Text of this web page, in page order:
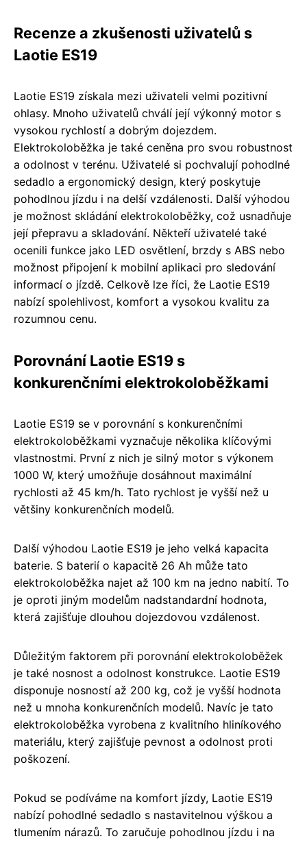
Recenze a zkušenosti uživatelů s
Laotie ES19
Laotie ES19 získala mezi uživateli velmi pozitivní
ohlasy. Mnoho uživatelů chválí její výkonný motor s
vysokou rychlostí a dobrým dojezdem.
Elektrokoloběžka je také ceněna pro svou robustnost
a odolnost v terénu. Uživatelé si pochvalují pohodlné
sedadlo a ergonomický design, který poskytuje
pohodlnou jízdu i na delší vzdálenosti. Další výhodou
je možnost skládání elektrokoloběžky, což usnadňuje
její přepravu a skladování. Někteří uživatelé také
ocenili funkce jako LED osvětlení, brzdy s ABS nebo
možnost připojení k mobilní aplikaci pro sledování
informací o jízdě. Celkově lze říci, že Laotie ES19
nabízí spolehlivost, komfort a vysokou kvalitu za
rozumnou cenu.
Porovnání Laotie ES19 s
konkurenčními elektrokoloběžkami
Laotie ES19 se v porovnání s konkurenčními
elektrokoloběžkami vyznačuje několika klíčovými
vlastnostmi. První z nich je silný motor s výkonem
1000 W, který umožňuje dosáhnout maximální
rychlosti až 45 km/h. Tato rychlost je vyšší než u
většiny konkurenčních modelů.
Další výhodou Laotie ES19 je jeho velká kapacita
baterie. S baterií o kapacitě 26 Ah může tato
elektrokoloběžka najet až 100 km na jedno nabití. To
je oproti jiným modelům nadstandardní hodnota,
která zajišťuje dlouhou dojezdovou vzdálenost.
Důležitým faktorem při porovnání elektrokoloběžek
je také nosnost a odolnost konstrukce. Laotie ES19
disponuje nosností až 200 kg, což je vyšší hodnota
než u mnoha konkurenčních modelů. Navíc je tato
elektrokoloběžka vyrobena z kvalitního hliníkového
materiálu, který zajišťuje pevnost a odolnost proti
poškození.
Pokud se podíváme na komfort jízdy, Laotie ES19
nabízí pohodlné sedadlo s nastavitelnou výškou a
tlumením nárazů. To zaručuje pohodlnou jízdu i na